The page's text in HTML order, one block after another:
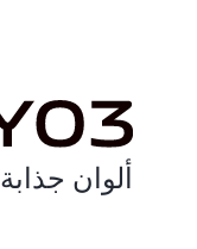
ألوان جذابة